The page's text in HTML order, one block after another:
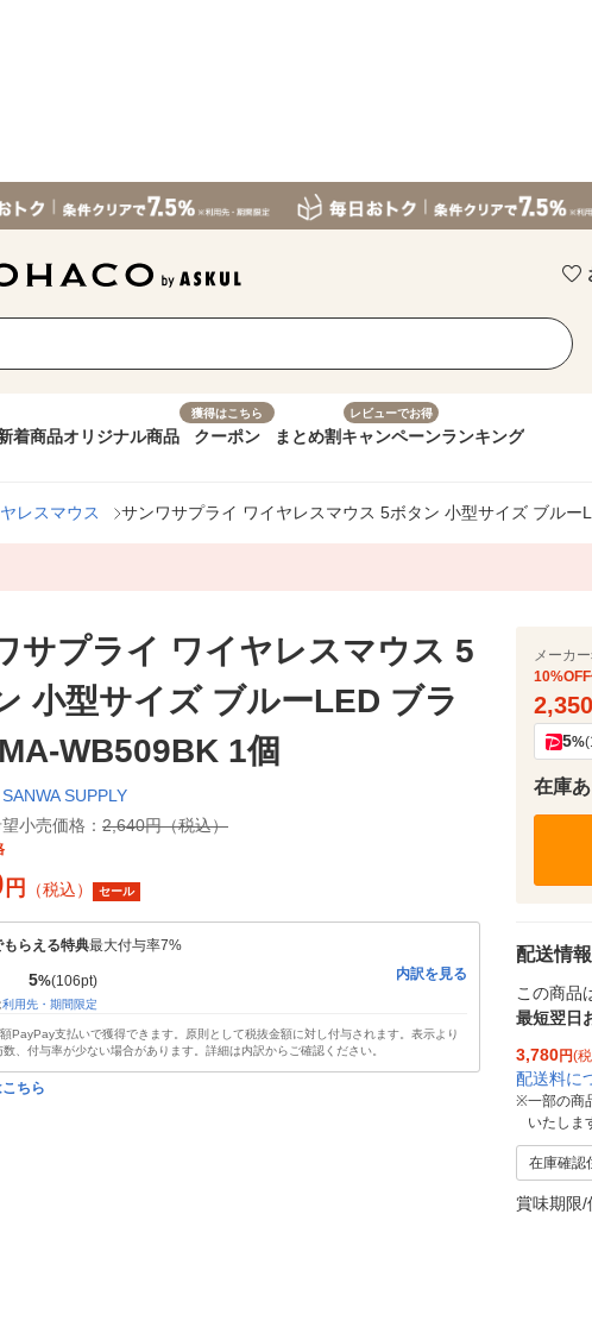
着商品オリジナル商品
獲得はこちら
クーポン まとめ割
レビューでお得
キャンペーンランキング
レスマウス サンワサプライ ワイヤレスマウス 5ボタン 小型サイズ ブルー
サプライ ワイヤレスマウス 5
小型サイズ ブルーLED ブラ
WB509BK 1個
SANWA SUPPLY
小売価格： 2,640円（税込）
円 （税込） セール
もらえる特典最大付与率7%
5%(106pt)
利用先・期間限定
内訳を見る
PayPay支払いで獲得できます。原則として税抜金額に対し付与されます。表示より
数、付与率が少ない場合があります。詳細は内訳からご確認ください。
ちら
メーカ
2,350
5%
在庫あ
配送情
この商品
最短翌日
3,780円(
配送料に
※一部の商
いたしま
在庫確認
賞味期限/